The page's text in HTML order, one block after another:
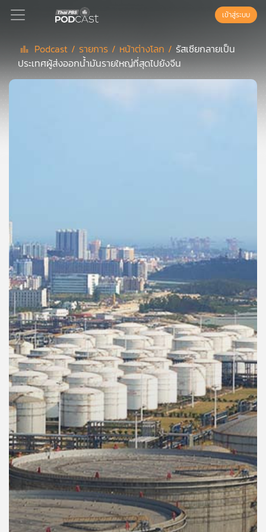
Podcast
ย์
สต์
ของ
คุณ
เพลง
บทความ
ข่าว
และ
กิจกรรม
เกี่ยว
กับ
เรา
เข้าสู่ระบบ
Podcast / รายการ / หน้าต่างโลก / รัสเซียกลายเป็น
ประเทศผู้ส่งออกน้ำมันรายใหญ่ที่สุดไปยังจีน